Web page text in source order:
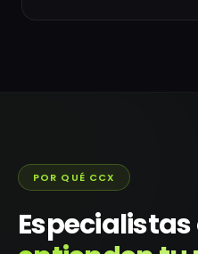
POR QUÉ CCX